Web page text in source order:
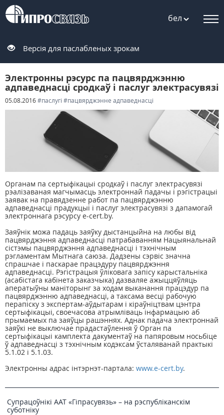
бел
Версія для паслабленых зрокам
Электронны рэсурс па пацвярджэнню
адпаведнасці сродкаў і паслуг электрасувязі
05.08.2016#паслугі #пацвярджэнне адпаведнасці
Органам па сертыфікацыі сродкаў і паслуг электрасувязі
рэалізаваная магчымасць электроннай падачы і рэгістрацыі
заявак на правядзенне работ па пацвярджэнню
адпаведнасці прадукцыі і паслуг электрасувязі з дапамогай
электроннага рэсурсу e-cert.by.
Заяўнік можа падаць заяўку дыстанцыйна на любы від
пацвярджэння адпаведнасці патрабаванням Нацыянальнай
сістэмы пацвярджэння адпаведнасці і тэхнічным
рэгламентам Мытнага саюза. Дадзены сэрвіс значна
спрашчае і паскарае працэдуру пацвярджэння
адпаведнасці. Рэгістрацыя ўліковага запісу карыстальніка
(асабістага кабінета заказчыка) дазваляе ажыццяўляць
аператыўны маніторынг за ходам выканання працэдур па
пацвярджэнню адпаведнасці, а таксама весці рабочую
перапіску з экспертам-аўдытарам і кіраўніцтвам цэнтра
сертыфікацыі, своечасова атрымліваць інфармацыю аб
прымаемых па заяўцы рашэннях. Аднак падача электроннай
заяўкі не выключае прадастаўлення ў Орган па
сертыфікацыі камплекта дакументаў на папяровым носьбіце
ў адпаведнасці з тэхнічным кодэксам ўсталяванай практыкі
5.1.02 і 5.1.03.
Электронны адрас інтэрнэт-партала: www.e-cert.by.
Супрацоўнікі ААТ «Гіпрасувязь» – на рэспубліканскім
суботніку